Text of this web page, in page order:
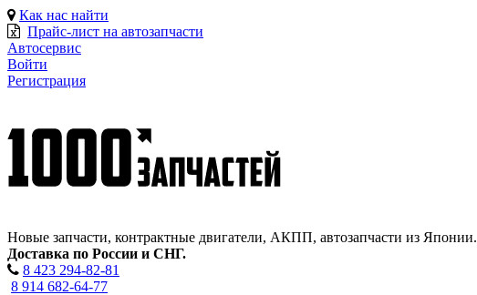
Как нас найти
Прайс-лист на автозапчасти
Автосервис
Войти
Регистрация
Новые запчасти, контрактные двигатели, АКПП, автозапчасти из Японии.
Доставка по России и СНГ.
8 423 294-82-81
8 914 682-64-77